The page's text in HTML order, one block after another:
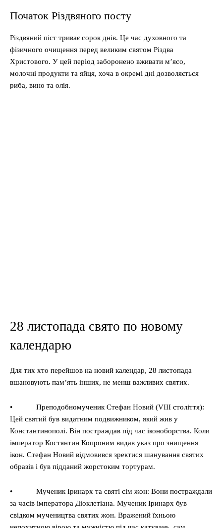
Початок Різдвяного посту
Різдвяний піст триває сорок днів. Це час духовного та
фізичного очищення перед великим святом Різдва
Христового. У цей період заборонено вживати м’ясо,
молочні продукти та яйця, хоча в окремі дні дозволяється
риба, вино та олія.
28 листопада свято по новому
календарю
Для тих хто перейшов на новий календар, 28 листопада
вшановують пам’ять інших, не менш важливих святих.
• Преподобномученик Стефан Новий (VIII століття):
Цей святий був видатним подвижником, який жив у
Константинополі. Він постраждав під час іконоборства. Коли
імператор Костянтин Копроним видав указ про знищення
ікон. Стефан Новий відмовився зректися шанування святих
образів і був підданий жорстоким тортурам.
• Мученик Іринарх та святі сім жон: Вони постраждали
за часів імператора Діоклетіана. Мученик Іринарх був
свідком мучеництва святих жон. Вражений їхньою